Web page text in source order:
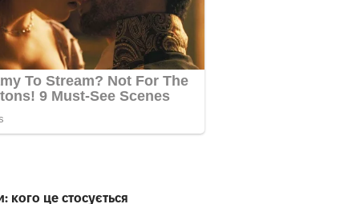
кого це стосується